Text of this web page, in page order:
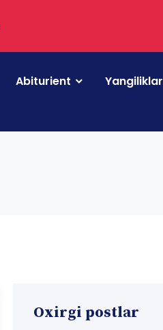
Abiturient Yangiliklar
Oxirgi postlar